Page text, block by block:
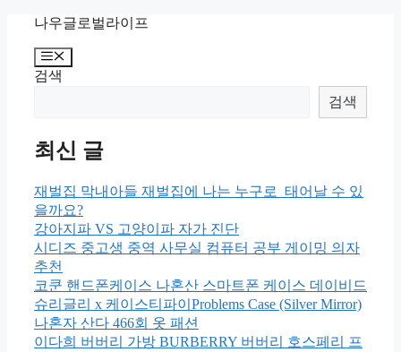
content
나우글로벌라이프
Menu
검색
검색
최신 글
재벌집 막내아들 재벌집에 나는 누구로 태어날 수 있
을까요?
강아지파 VS 고양이파 자가 진단
시디즈 중고생 중역 사무실 컴퓨터 공부 게이밍 의자
추천
코쿤 핸드폰케이스 나혼산 스마트폰 케이스 데이비드
슈리글리 x 케이스티파이Problems Case (Silver Mirror)
나혼자 산다 466회 옷 패션
이다희 버버리 가방 BURBERRY 버버리 호스페리 프